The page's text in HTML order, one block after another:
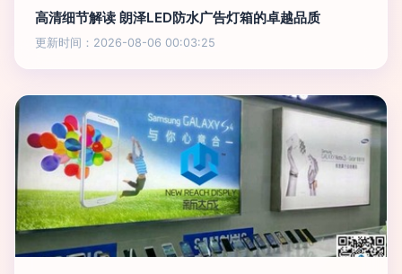
高清细节解读 朗泽LED防水广告灯箱的卓越品质
更新时间：2026-08-06 00:03:25